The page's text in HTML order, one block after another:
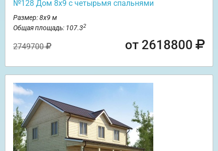
№128 Дом 8х9 с четырьмя спальнями
Размер: 8х9 м
Общая площадь: 107.32
2749700 от 2618800